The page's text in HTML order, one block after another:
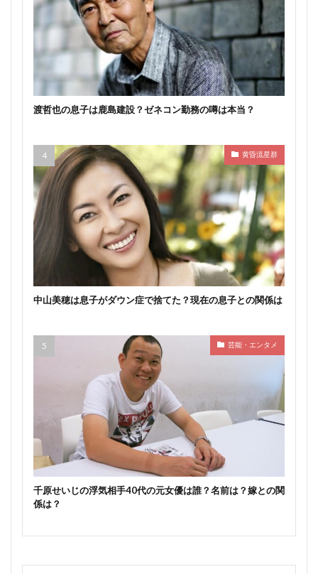
渡哲也の息子は鹿島建設？ゼネコン勤務の噂は本当？
黄昏流星群
中山美穂は息子がダウン症で捨てた？現在の息子との関係は
芸能・エンタメ
千原せいじの浮気相手40代の元女優は誰？名前は？嫁との関
係は？